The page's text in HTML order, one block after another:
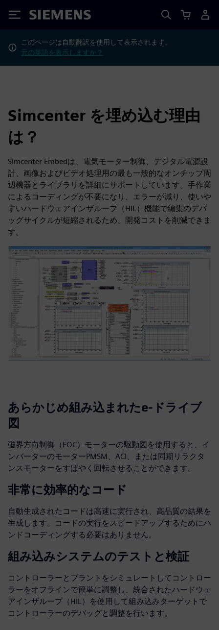
Siemens
このページは自動翻訳を使用して表示されます。
元の英語を表示しますか？
Simcenter を埋め込む理由
は？
Simcenter Embedは、電気モーター制御、デジタル電源設
計、画像およびビデオ処理用の最も一般的なオンチップ周
辺機器とライブラリを詳細にサポートしています。手作業
によるコーディングが不要になり、エラーが減り、使いや
すいハードウェアインザループ（HIL）機能で編集のデバ
ッグサイクルが短縮されるため、開発コストを削減できま
す。
あらかじめ組み込まれたe-ドライブ
図
磁界方向制御（FOC）モーターの駆動図を使用すると、イ
ンバーターのモーターPMSM、ACI、または同期リラクタ
ンスモーターをすばやく回転させることができます。
非常に効率的なコード
自動生成されたコードは高速に実行され、高品質の結果を
生成します。コードの実行をスピードアップするためにハ
ンドコーディングする必要はありません。
組み込みシステムのテストと検証
コントローラーとプラントをシミュレートしてコントロー
ラーをオフラインで簡単に調整し、統合されたハードウェ
アインザループ（HIL）を使用して組み込みターゲットで
コントローラーのデバッグと調整を行います。